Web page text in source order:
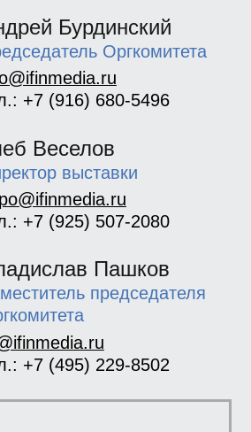
Бурдинский
Оргкомитета
+7 (916) 680-5496
Веселов
выставки
+7 (925) 507-2080
Пашков
председателя
+7 (495) 229-8502